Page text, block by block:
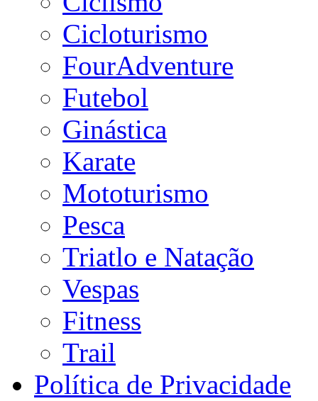
Cicloturismo
FourAdventure
Futebol
Ginástica
Karate
Mototurismo
Pesca
Triatlo e Natação
Vespas
Fitness
Trail
Política de Privacidade